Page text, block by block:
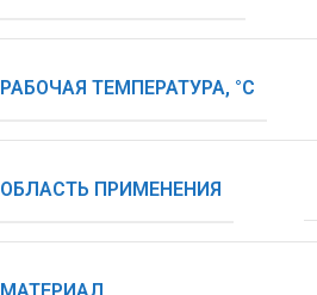
РАБОЧАЯ ТЕМПЕРАТУРА, °С
ОБЛАСТЬ ПРИМЕНЕНИЯ